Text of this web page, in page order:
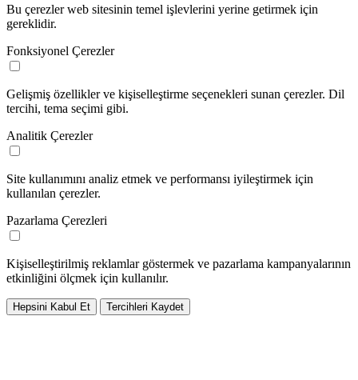
Bu çerezler web sitesinin temel işlevlerini yerine getirmek için
gereklidir.
Fonksiyonel Çerezler
Gelişmiş özellikler ve kişiselleştirme seçenekleri sunan çerezler. Dil
tercihi, tema seçimi gibi.
Analitik Çerezler
Site kullanımını analiz etmek ve performansı iyileştirmek için
kullanılan çerezler.
Pazarlama Çerezleri
Kişiselleştirilmiş reklamlar göstermek ve pazarlama kampanyalarının
etkinliğini ölçmek için kullanılır.
Hepsini Kabul Et Tercihleri Kaydet